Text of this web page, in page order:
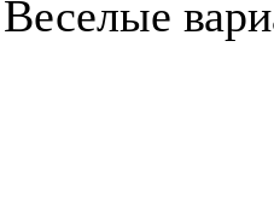
Веселые